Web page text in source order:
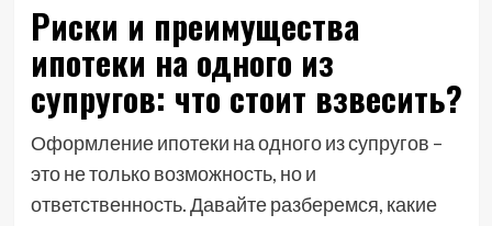
Риски и преимущества
ипотеки на одного из
супругов: что стоит взвесить?
Оформление ипотеки на одного из супругов –
это не только возможность, но и
ответственность. Давайте разберемся, какие